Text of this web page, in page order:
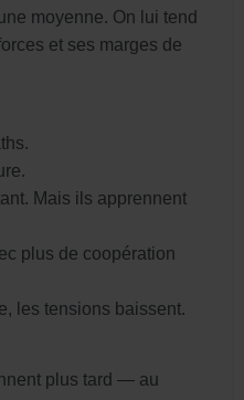
moyenne. On lui tend
et ses marges de
Mais ils apprennent
plus de coopération
les tensions baissent.
plus tard — au